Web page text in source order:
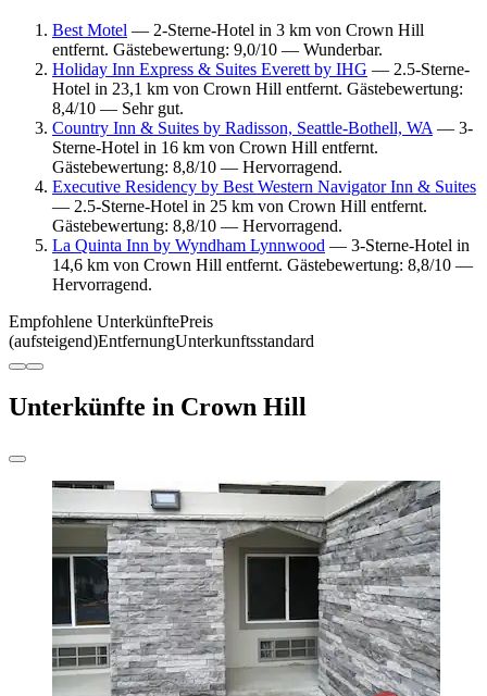
Best Motel — 2-Sterne-Hotel in 3 km von Crown Hill
entfernt. Gästebewertung: 9,0/10 — Wunderbar.
Holiday Inn Express & Suites Everett by IHG — 2.5-Sterne-
Hotel in 23,1 km von Crown Hill entfernt. Gästebewertung:
8,4/10 — Sehr gut.
Country Inn & Suites by Radisson, Seattle-Bothell, WA — 3-
Sterne-Hotel in 16 km von Crown Hill entfernt.
Gästebewertung: 8,8/10 — Hervorragend.
Executive Residency by Best Western Navigator Inn & Suites
— 2.5-Sterne-Hotel in 25 km von Crown Hill entfernt.
Gästebewertung: 8,8/10 — Hervorragend.
La Quinta Inn by Wyndham Lynnwood — 3-Sterne-Hotel in
14,6 km von Crown Hill entfernt. Gästebewertung: 8,8/10 —
Hervorragend.
Empfohlene UnterkünftePreis
(aufsteigend)EntfernungUnterkunftsstandard
Unterkünfte in Crown Hill